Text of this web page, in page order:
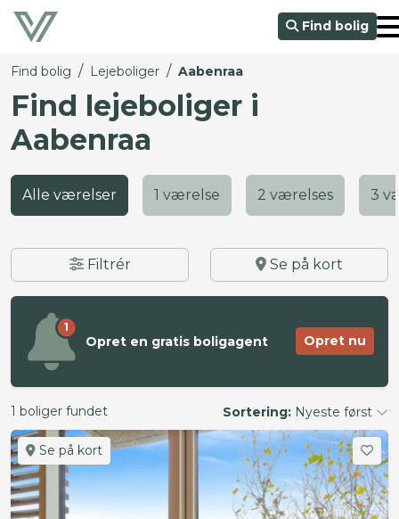
Find bolig
Find bolig / Lejeboliger / Aabenraa
Find lejeboliger i
Aabenraa
Alle værelser 1 værelse 2 værelses 3
Filtrér Se på kort
1
Opret en gratis boligagent Opret nu
1 boliger fundet Sortering: Nyeste først
Se på kort